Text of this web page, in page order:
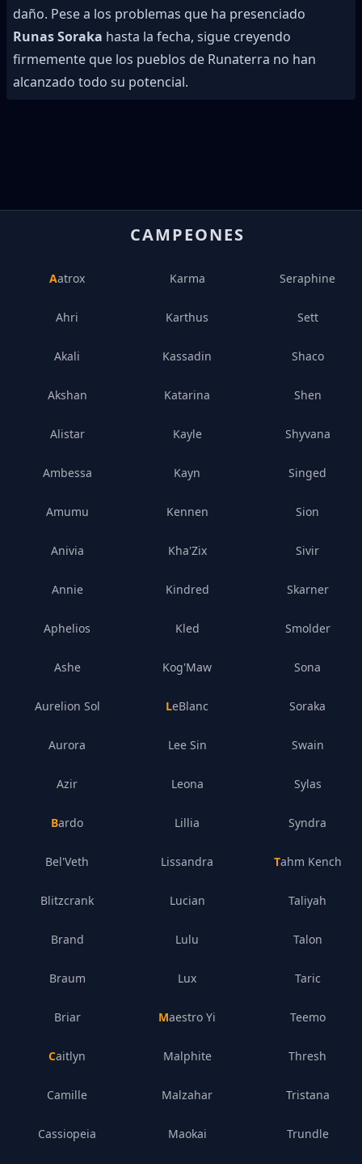
daño. Pese a los problemas que ha presenciado
Runas Soraka hasta la fecha, sigue creyendo
firmemente que los pueblos de Runaterra no han
alcanzado todo su potencial.
CAMPEONES
Aatrox
Ahri
Akali
Akshan
Alistar
Ambessa
Amumu
Anivia
Annie
Aphelios
Ashe
Aurelion Sol
Aurora
Azir
Bardo
Bel'Veth
Blitzcrank
Brand
Braum
Briar
Caitlyn
Camille
Cassiopeia
Karma
Karthus
Kassadin
Katarina
Kayle
Kayn
Kennen
Kha'Zix
Kindred
Kled
Kog'Maw
LeBlanc
Lee Sin
Leona
Lillia
Lissandra
Lucian
Lulu
Lux
Maestro Yi
Malphite
Malzahar
Maokai
Seraphine
Sett
Shaco
Shen
Shyvana
Singed
Sion
Sivir
Skarner
Smolder
Sona
Soraka
Swain
Sylas
Syndra
Tahm Kench
Taliyah
Talon
Taric
Teemo
Thresh
Tristana
Trundle